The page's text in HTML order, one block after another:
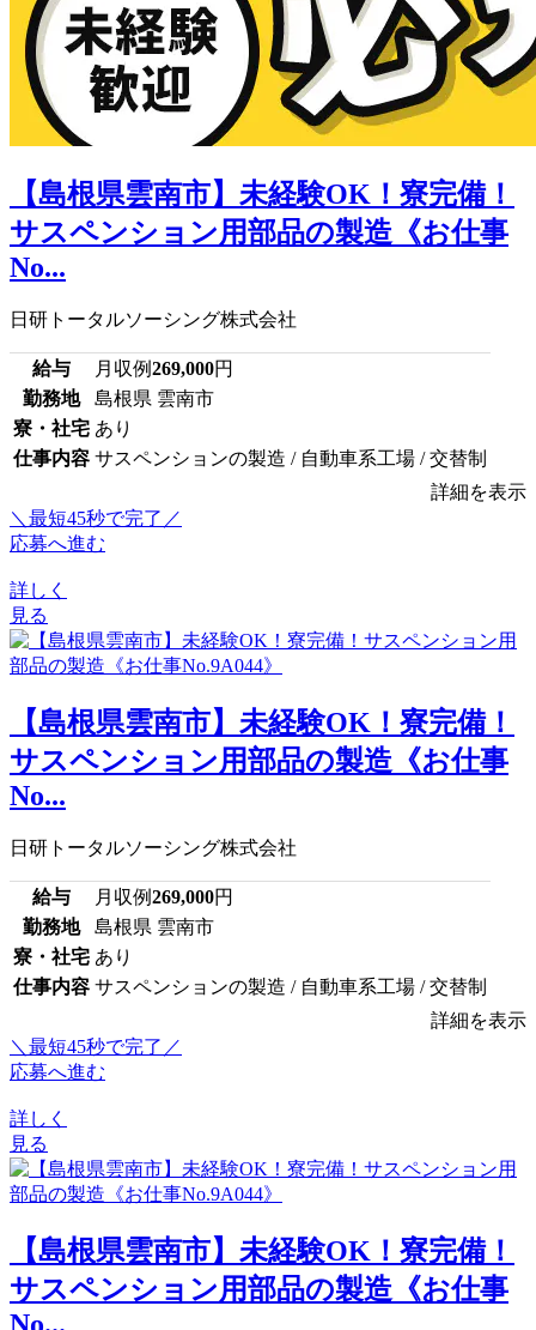
【島根県雲南市】未経験OK！寮完備！
サスペンション用部品の製造《お仕事
No...
日研トータルソーシング株式会社
給与 月収例269,000円
勤務地
島根県 雲南市
寮・社宅 あり
仕事内容 サスペンションの製造 / 自動車系工場 / 交替制
詳細を表示
＼最短45秒で完了／
応募へ進む
詳しく
見る
【島根県雲南市】未経験OK！寮完備！
サスペンション用部品の製造《お仕事
No...
日研トータルソーシング株式会社
給与 月収例269,000円
勤務地
島根県 雲南市
寮・社宅 あり
仕事内容 サスペンションの製造 / 自動車系工場 / 交替制
詳細を表示
＼最短45秒で完了／
応募へ進む
詳しく
見る
【島根県雲南市】未経験OK！寮完備！
サスペンション用部品の製造《お仕事
No...